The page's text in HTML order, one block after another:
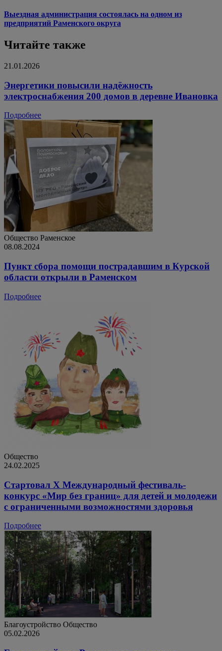
Выездная администрация состоялась на одном из
предприятий Раменского округа
Читайте также
21.01.2026
Энергетики повысили надёжность
электроснабжения 200 домов в деревне Ивановка
Подробнее
Общество Раменское
08.08.2024
Пункт сбора помощи пострадавшим в Курской
области открыли в Раменском
Подробнее
Общество
24.02.2025
Стартовал X Международный фестиваль-
конкурс «Мир без границ» для детей и молодежи
с ограниченными возможностями здоровья
Подробнее
Благоустройство Общество
05.02.2026